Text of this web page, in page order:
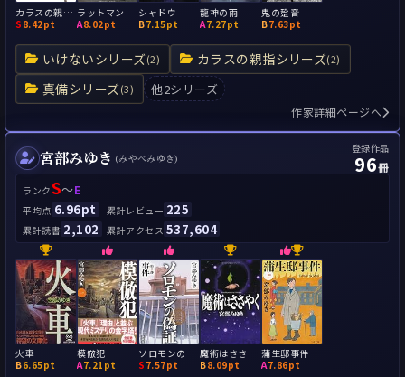
いけないシリーズ(2) カラスの親指シリーズ(2)
真備シリーズ(3) 他2シリーズ
カラスの親指 by rule of CROW's thumb
S 8.42pt
ラットマン
A8.02pt
シャドウ
B7.15pt
龍神の雨
A7.27pt
鬼の跫音
B7.63pt
作家詳細ページへ
宮部みゆき (みやべみゆき)
登録作品
96冊
ランクS～E
平均点 6.96pt 累計レビュー 225
累計読書 2,102 累計アクセス 537,604
火車
B6.65pt
模倣犯
A7.21pt
ソロモンの偽証
S 7.57pt
魔術はささやく
B8.09pt
蒲生邸事件
A7.86pt